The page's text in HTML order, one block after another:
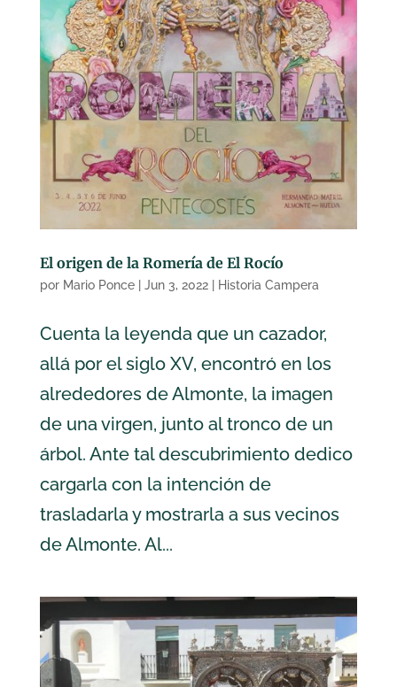
El origen de la Romería de El Rocío
por Mario Ponce| Jun 3, 2022| Historia Campera
Cuenta la leyenda que un cazador,
allá por el siglo XV, encontró en los
alrededores de Almonte, la imagen
de una virgen, junto al tronco de un
árbol. Ante tal descubrimiento dedico
cargarla con la intención de
trasladarla y mostrarla a sus vecinos
de Almonte. Al...